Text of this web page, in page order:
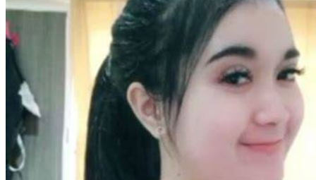
Sumimo
Sunnylife
Sun-Staches
Swimava
Tommee Tippee
Trunki